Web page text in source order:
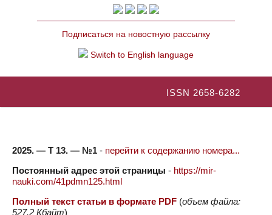
Подписаться на новостную рассылку
Switch to English language
ISSN 2658-6282
2025. — Т 13. — №1 - перейти к содержанию номера...
Постоянный адрес этой страницы - https://mir-
nauki.com/41pdmn125.html
Полный текст статьи в формате PDF (объем файла:
527.2 Кбайт)